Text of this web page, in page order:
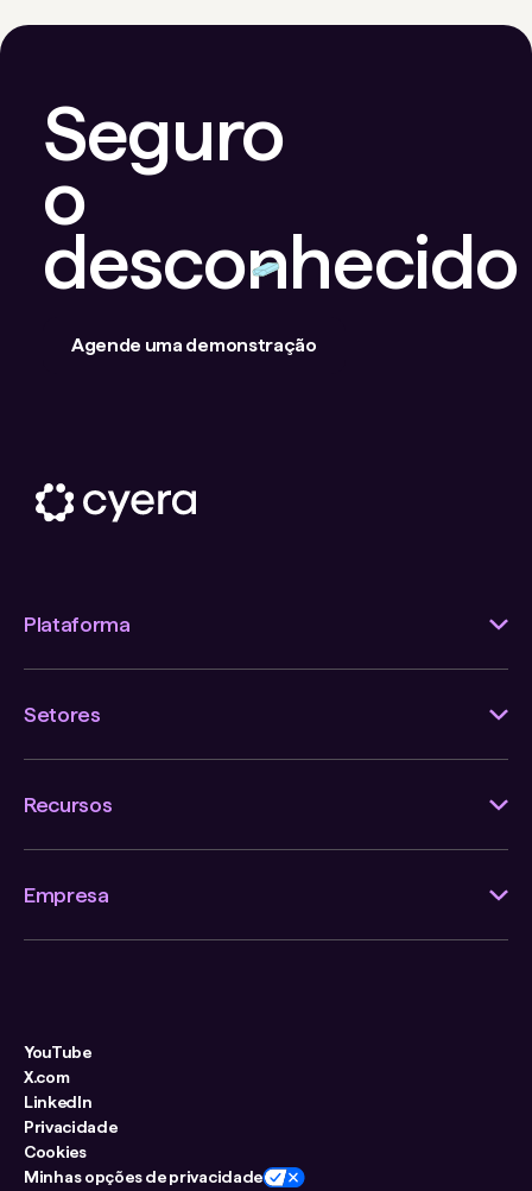
Seguro
o
desconhecido
Agende uma demonstração
Plataforma
Setores
Recursos
Empresa
YouTube
X.com
LinkedIn
Privacidade
Cookies
Minhas opções de privacidade